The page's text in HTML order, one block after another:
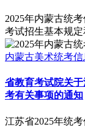
2025年内蒙古统
考试招生基本规
内蒙古美术统考信
省教育考试院关
考有关事项的通知
江苏省2025年统